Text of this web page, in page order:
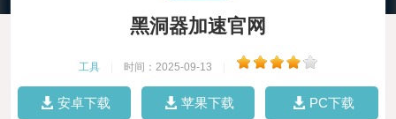
黑洞器加速官网
工具 时间：2025-09-13
安卓下载 苹果下载 PC下载